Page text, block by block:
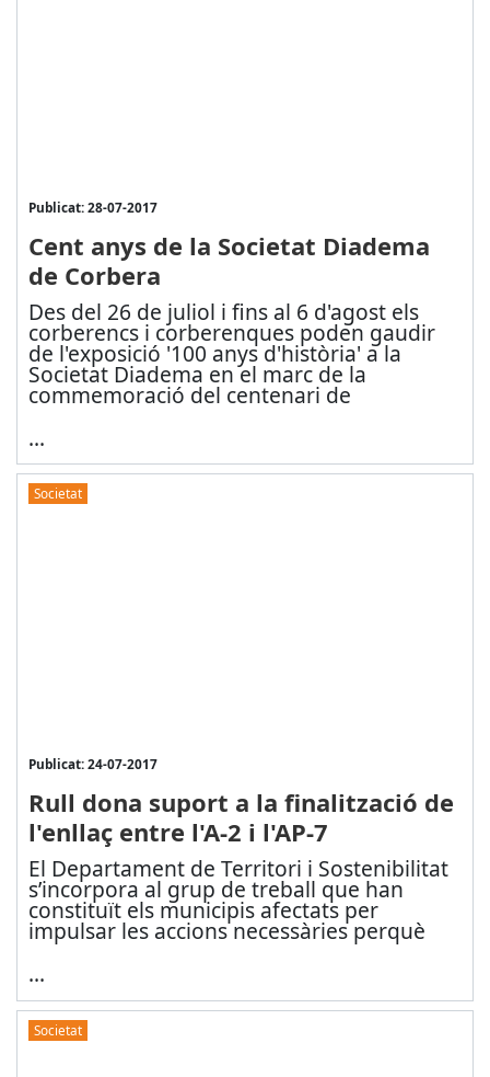
Publicat: 28-07-2017
Cent anys de la Societat Diadema
de Corbera
Des del 26 de juliol i fins al 6 d'agost els
corberencs i corberenques poden gaudir
de l'exposició '100 anys d'història' a la
Societat Diadema en el marc de la
commemoració del centenari de
...
Societat
Publicat: 24-07-2017
Rull dona suport a la finalització de
l'enllaç entre l'A-2 i l'AP-7
El Departament de Territori i Sostenibilitat
s’incorpora al grup de treball que han
constituït els municipis afectats per
impulsar les accions necessàries perquè
...
Societat